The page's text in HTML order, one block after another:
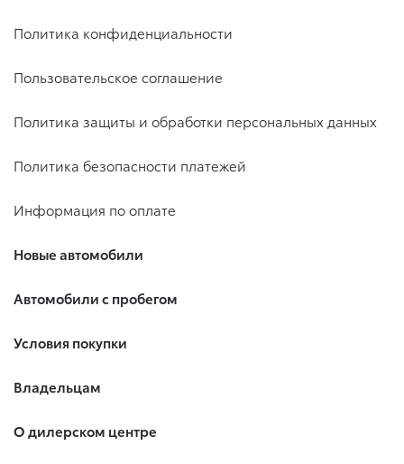
Политика конфиденциальности
Пользовательское соглашение
Политика защиты и обработки персональных данных
Политика безопасности платежей
Информация по оплате
Новые автомобили
Автомобили с пробегом
Условия покупки
Владельцам
О дилерском центре